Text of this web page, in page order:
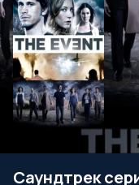
Саундтрек